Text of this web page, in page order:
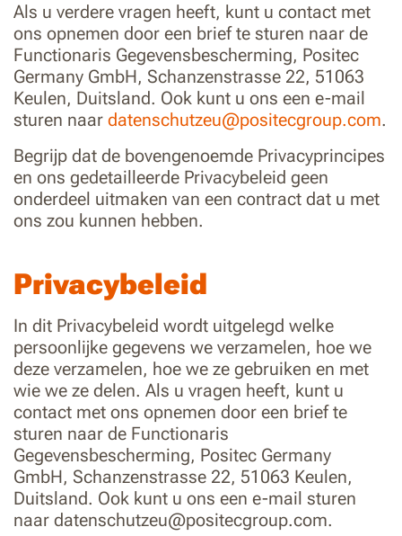
Als u verdere vragen heeft, kunt u contact met
ons opnemen door een brief te sturen naar de
Functionaris Gegevensbescherming, Positec
Germany GmbH, Schanzenstrasse 22, 51063
Keulen, Duitsland. Ook kunt u ons een e-mail
sturen naar datenschutzeu@positecgroup.com.
Begrijp dat de bovengenoemde Privacyprincipes
en ons gedetailleerde Privacybeleid geen
onderdeel uitmaken van een contract dat u met
ons zou kunnen hebben.
Privacybeleid
In dit Privacybeleid wordt uitgelegd welke
persoonlijke gegevens we verzamelen, hoe we
deze verzamelen, hoe we ze gebruiken en met
wie we ze delen. Als u vragen heeft, kunt u
contact met ons opnemen door een brief te
sturen naar de Functionaris
Gegevensbescherming, Positec Germany
GmbH, Schanzenstrasse 22, 51063 Keulen,
Duitsland. Ook kunt u ons een e-mail sturen
naar datenschutzeu@positecgroup.com.